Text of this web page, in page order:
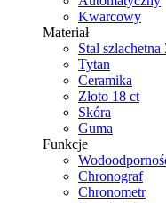
Kwarcowy
Materiał
Stal szlachetna
Tytan
Ceramika
Złoto 18 ct
Skóra
Guma
Funkcje
Chronograf
Chronometr